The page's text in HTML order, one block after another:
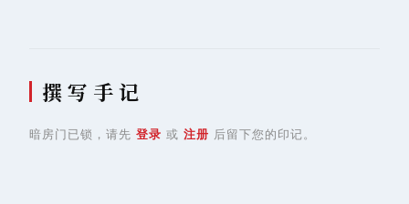
撰 写 手 记
暗房门已锁，请先 登录 或 注册 后留下您的印记。